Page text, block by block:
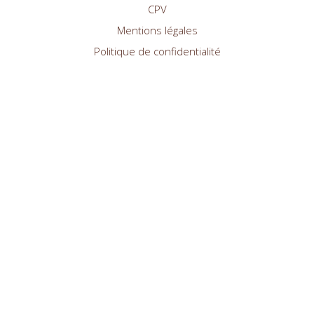
CPV
Mentions légales
Politique de confidentialité